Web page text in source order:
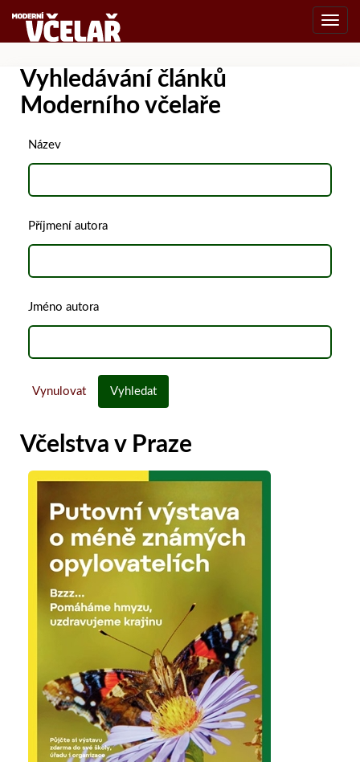
Vyhledávání článků
Moderního včelaře
Název
Příjmení autora
Jméno autora
Vynulovat Vyhledat
Včelstva v Praze